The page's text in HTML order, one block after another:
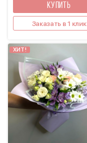
КУПИТЬ
Заказать в 1 клик
ХИТ!